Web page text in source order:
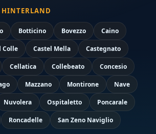
HINTERLAND
Botticino Bovezzo Caino
Colle Castel Mella Castegnato
Cellatica Collebeato Concesio
Mazzano Montirone Nave
Nuvolera Ospitaletto Poncarale
Roncadelle San Zeno Naviglio